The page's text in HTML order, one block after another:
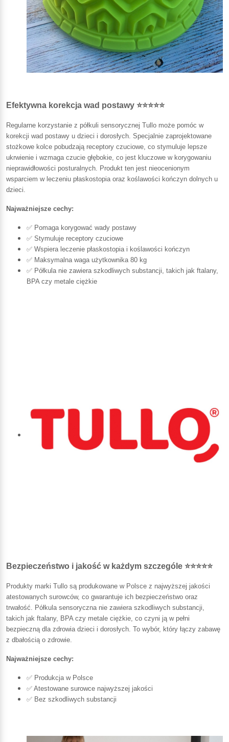
Efektywna korekcja wad postawy ⭐⭐⭐⭐⭐
Regularne korzystanie z półkuli sensorycznej Tullo może pomóc w
korekcji wad postawy u dzieci i dorosłych. Specjalnie zaprojektowane
stożkowe kolce pobudzają receptory czuciowe, co stymuluje lepsze
ukrwienie i wzmaga czucie głębokie, co jest kluczowe w korygowaniu
nieprawidłowości posturalnych. Produkt ten jest nieocenionym
wsparciem w leczeniu płaskostopia oraz koślawości kończyn dolnych u
dzieci.
Najważniejsze cechy:
✅ Pomaga korygować wady postawy
✅ Stymuluje receptory czuciowe
✅ Wspiera leczenie płaskostopia i koślawości kończyn
✅ Maksymalna waga użytkownika 80 kg
✅ Półkula nie zawiera szkodliwych substancji, takich jak ftalany,
BPA czy metale ciężkie
Bezpieczeństwo i jakość w każdym szczególe ⭐⭐⭐⭐⭐
Produkty marki Tullo są produkowane w Polsce z najwyższej jakości
atestowanych surowców, co gwarantuje ich bezpieczeństwo oraz
trwałość. Półkula sensoryczna nie zawiera szkodliwych substancji,
takich jak ftalany, BPA czy metale ciężkie, co czyni ją w pełni
bezpieczną dla zdrowia dzieci i dorosłych. To wybór, który łączy zabawę
z dbałością o zdrowie.
Najważniejsze cechy:
✅ Produkcja w Polsce
✅ Atestowane surowce najwyższej jakości
✅ Bez szkodliwych substancji